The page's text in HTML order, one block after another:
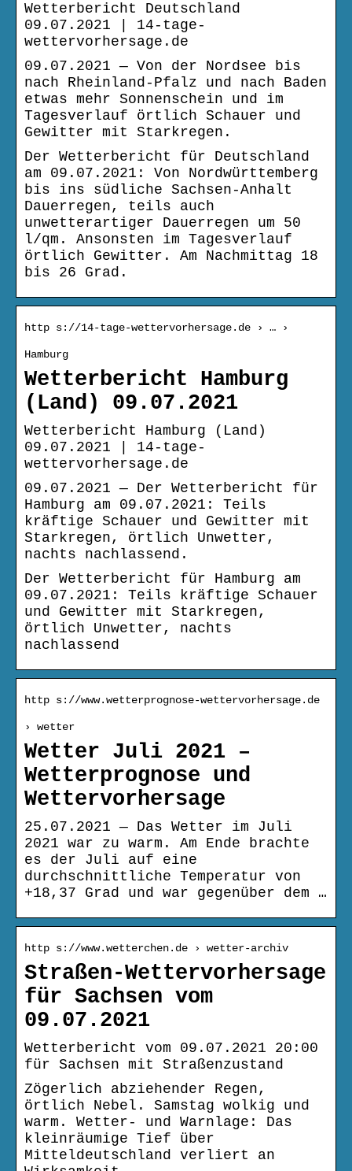
Wetterbericht Deutschland
09.07.2021 | 14-tage-
wettervorhersage.de
09.07.2021 — Von der Nordsee bis
nach Rheinland-Pfalz und nach Baden
etwas mehr Sonnenschein und im
Tagesverlauf örtlich Schauer und
Gewitter mit Starkregen.
Der Wetterbericht für Deutschland
am 09.07.2021: Von Nordwürttemberg
bis ins südliche Sachsen-Anhalt
Dauerregen, teils auch
unwetterartiger Dauerregen um 50
l/qm. Ansonsten im Tagesverlauf
örtlich Gewitter. Am Nachmittag 18
bis 26 Grad.
http s://14-tage-wettervorhersage.de › … ›
Hamburg
Wetterbericht Hamburg
(Land) 09.07.2021
Wetterbericht Hamburg (Land)
09.07.2021 | 14-tage-
wettervorhersage.de
09.07.2021 — Der Wetterbericht für
Hamburg am 09.07.2021: Teils
kräftige Schauer und Gewitter mit
Starkregen, örtlich Unwetter,
nachts nachlassend.
Der Wetterbericht für Hamburg am
09.07.2021: Teils kräftige Schauer
und Gewitter mit Starkregen,
örtlich Unwetter, nachts
nachlassend
http s://www.wetterprognose-wettervorhersage.de
› wetter
Wetter Juli 2021 –
Wetterprognose und
Wettervorhersage
25.07.2021 — Das Wetter im Juli
2021 war zu warm. Am Ende brachte
es der Juli auf eine
durchschnittliche Temperatur von
+18,37 Grad und war gegenüber dem …
http s://www.wetterchen.de › wetter-archiv
Straßen-Wettervorhersage
für Sachsen vom
09.07.2021
Wetterbericht vom 09.07.2021 20:00
für Sachsen mit Straßenzustand
Zögerlich abziehender Regen,
örtlich Nebel. Samstag wolkig und
warm. Wetter- und Warnlage: Das
kleinräumige Tief über
Mitteldeutschland verliert an